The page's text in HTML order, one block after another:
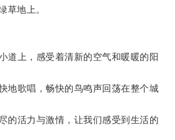
草地上。
上，感受着清新的空气和暖暖的阳
歌唱，畅快的鸟鸣声回荡在整个城
活力与激情，让我们感受到生活的